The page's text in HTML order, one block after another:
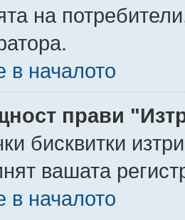
на
в началото
прави
бисквитки
вашата
в началото